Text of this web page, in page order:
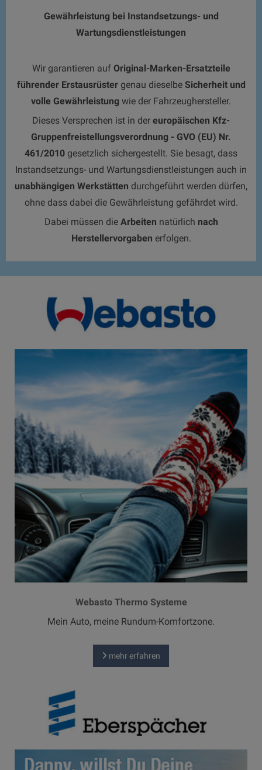
Gewährleistung bei Instandsetzungs- und
Wartungsdienstleistungen
Wir garantieren auf Original-Marken-Ersatzteile
führender Erstausrüstergenau dieselbeSicherheit und
volle Gewährleistung wie der Fahrzeughersteller.
Dieses Versprechen ist in der europäischen Kfz-
Gruppenfreistellungsverordnung - GVO (EU) Nr.
461/2010 gesetzlich sichergestellt. Sie besagt, dass
Instandsetzungs- und Wartungsdienstleistungen auch in
unabhängigen Werkstätten durchgeführt werden dürfen,
ohne dass dabei die Gewährleistung gefährdet wird.
Dabei müssen die Arbeiten natürlich nach
Herstellervorgaben erfolgen.
Webasto Thermo Systeme
Mein Auto, meine Rundum-Komfortzone.
mehr erfahren